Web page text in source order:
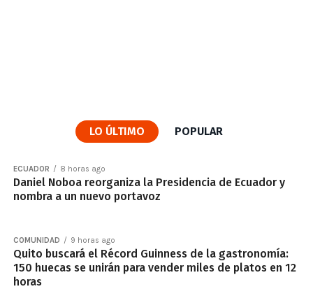
LO ÚLTIMO POPULAR
ECUADOR 8 horas ago
Daniel Noboa reorganiza la Presidencia de Ecuador y
nombra a un nuevo portavoz
COMUNIDAD 9 horas ago
Quito buscará el Récord Guinness de la gastronomía:
150 huecas se unirán para vender miles de platos en 12
horas